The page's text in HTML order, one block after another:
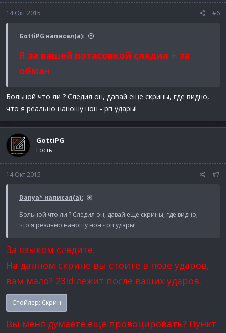
14 Окт 2015 #6
GottiPG написал(а):
Я за вашей потасовкой следил + за
обман
Больной что ли ? Следил он, давай еще скрины, где видно,
что я реально наношу нон - рп удары!
GottiPG
Гость
14 Окт 2015 #7
Danya* написал(а):
Больной что ли ? Следил он, давай еще скрины, где видно,
что я реально наношу нон - рп удары!
За языком следите.
На данном скрине вы стоите в позе ударов,
вам мало? 23id лежит после ваших ударов.
Спойлер: Скрин
Вы меня думаете ещё провоцировать? Пункт